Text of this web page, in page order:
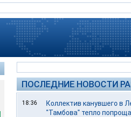
ПОСЛЕДНИЕ НОВОСТИ
18:36
Коллектив канувшего в
"Тамбова" тепло